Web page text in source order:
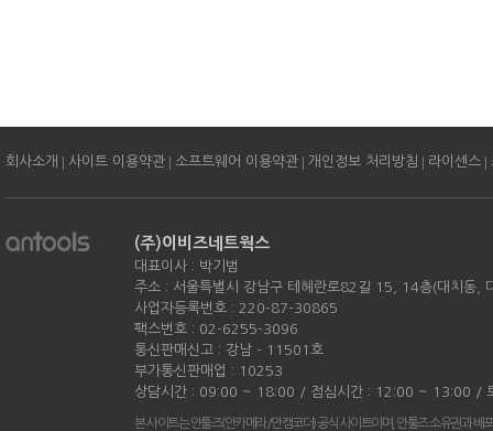
회사소개 | 사이트 이용약관 | 소프트웨어 이용약관 | 개인정보 처리방침 | 라이센스 |
(주)이비즈네트웍스
대표이사 : 박기범
주소 : 서울특별시 강남구 테헤란로82길 15, 14층(대치동,
사업자등록번호 : 220-87-30865
팩스번호 : 02-6255-3096
통신판매신고 : 강남 - 11501호
부가통신판매업 : 10253
상담시간 : 09:00 ~ 18:00 / 점심시간 : 12:00 ~ 13:00 /
본 사이트는 안툴즈(안카메라/안캠코더) 공식 사이트이며, 안툴즈 소유권과 배